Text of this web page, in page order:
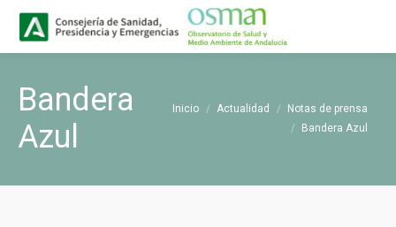
Bandera
Azul
Estás aquí:
Inicio Actualidad
Notas de prensa
Bandera Azul